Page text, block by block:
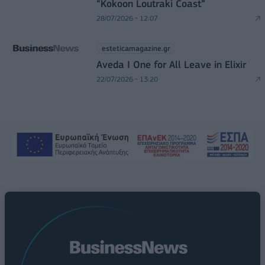
“Kokoon Loutraki Coast”
28/07/2026 - 12:07
esteticamagazine.gr
Aveda I One for All Leave in Elixir
22/07/2026 - 13:20